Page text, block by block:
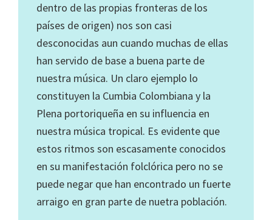
dentro de las propias fronteras de los
países de origen) nos son casi
desconocidas aun cuando muchas de ellas
han servido de base a buena parte de
nuestra música. Un claro ejemplo lo
constituyen la Cumbia Colombiana y la
Plena portoriqueña en su influencia en
nuestra música tropical. Es evidente que
estos ritmos son escasamente conocidos
en su manifestación folclórica pero no se
puede negar que han encontrado un fuerte
arraigo en gran parte de nuetra población.